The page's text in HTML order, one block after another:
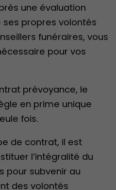
une évaluation
propres volontés
funéraires, vous
pour vos
prévoyance, le
en prime unique
fois.
de contrat, il est
l’intégralité du
pour subvenir au
des volontés